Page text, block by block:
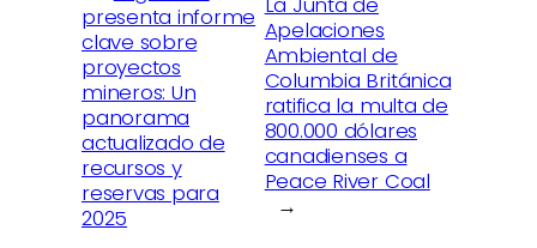
presenta informe
clave sobre
proyectos
mineros: Un
panorama
actualizado de
recursos y
reservas para
2025
Apelaciones
Ambiental de
Columbia Británica
ratifica la multa de
800.000 dólares
canadienses a
Peace River Coal
→